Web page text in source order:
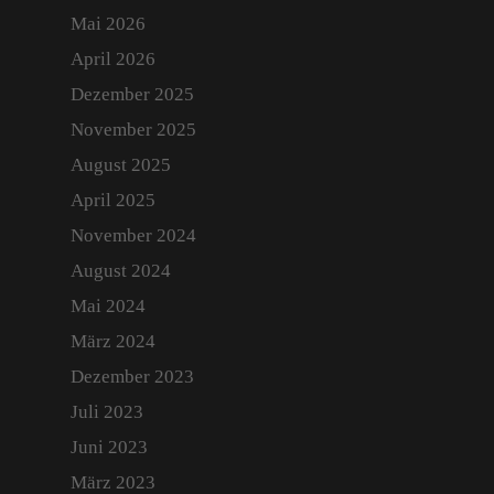
Mai 2026
April 2026
Dezember 2025
November 2025
August 2025
April 2025
November 2024
August 2024
Mai 2024
März 2024
Dezember 2023
Juli 2023
Juni 2023
März 2023